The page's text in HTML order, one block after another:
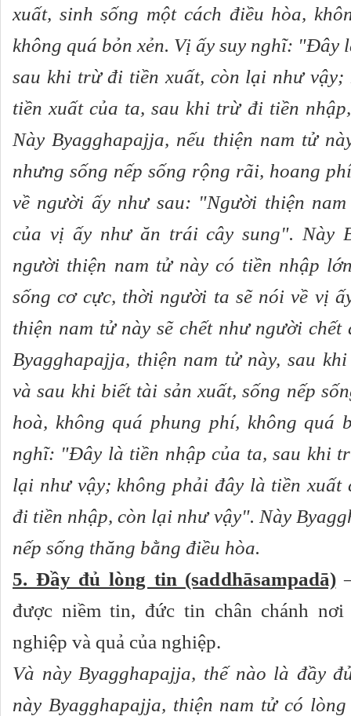
xuất, sinh sống một cách điều hòa,
không quá bỏn xẻn. Vị ấy suy nghĩ: "Ðây
sau khi trừ đi tiền xuất, còn lại như vậy;
tiền xuất của ta, sau khi trừ đi tiền
Này Byagghapajja, nếu thiện nam tử
nhưng sống nếp sống rộng rãi, hoang
về người ấy như sau: "Người thiện
của vị ấy như ăn trái cây sung". Này
người thiện nam tử này có tiền nhập
sống cơ cực, thời người ta sẽ nói về vị
thiện nam tử này sẽ chết như người
Byagghapajja, thiện nam tử này, sau
và sau khi biết tài sản xuất, sống nếp
hoà, không quá phung phí, không quá
nghĩ: "Ðây là tiền nhập của ta, sau khi
lại như vậy; không phải đây là tiền xuất
đi tiền nhập, còn lại như vậy". Này
nếp sống thăng bằng điều hòa.
5. Đầy đủ lòng tin (saddhāsampadā)
được niềm tin, đức tin chân chánh
nghiệp và quả của nghiệp.
Và này Byagghapajja, thế nào là đầy
này Byagghapajja, thiện nam tử có